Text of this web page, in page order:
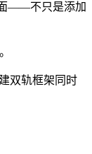
面——不只是添加
双轨框架同时